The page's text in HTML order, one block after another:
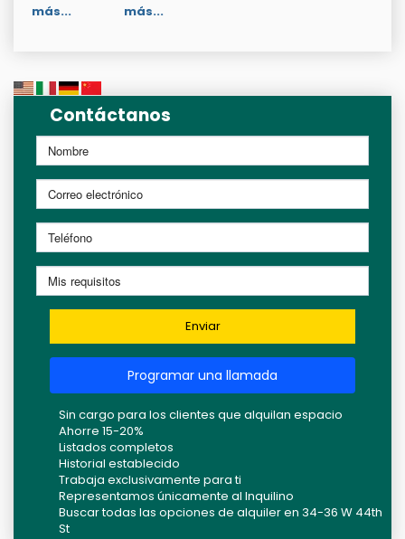
más... más...
Contáctanos
Enviar
Programar una llamada
Sin cargo para los clientes que alquilan espacio
Ahorre 15-20%
Listados completos
Historial establecido
Trabaja exclusivamente para ti
Representamos únicamente al Inquilino
Buscar todas las opciones de alquiler en 34-36 W 44th
St